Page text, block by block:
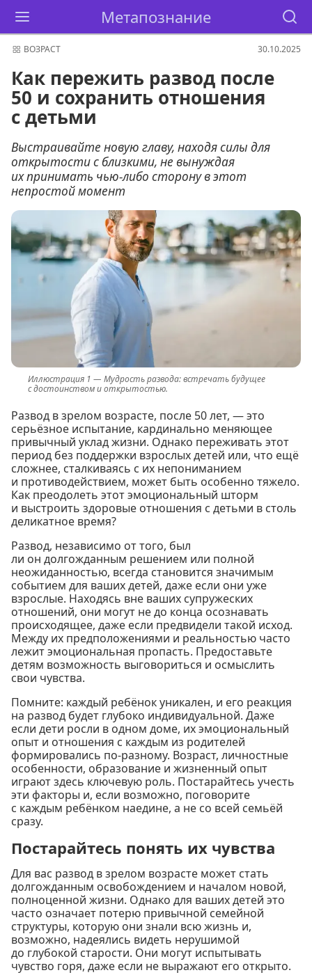
Метапознание
ВОЗРАСТ 30.10.2025
Как пережить развод после
50 и сохранить отношения
с детьми
Выстраивайте новую главу, находя силы для
открытости с близкими, не вынуждая
их принимать чью-либо сторону в этот
непростой момент
Мудрость развода: встречать будущее
с достоинством и открытостью.
Развод в зрелом возрасте, после 50 лет, — это
серьёзное испытание, кардинально меняющее
привычный уклад жизни. Однако переживать этот
период без поддержки взрослых детей или, что ещё
сложнее, сталкиваясь с их непониманием
и противодействием, может быть особенно тяжело.
Как преодолеть этот эмоциональный шторм
и выстроить здоровые отношения с детьми в столь
деликатное время?
Развод, независимо от того, был
ли он долгожданным решением или полной
неожиданностью, всегда становится значимым
событием для ваших детей, даже если они уже
взрослые. Находясь вне ваших супружеских
отношений, они могут не до конца осознавать
происходящее, даже если предвидели такой исход.
Между их предположениями и реальностью часто
лежит эмоциональная пропасть. Предоставьте
детям возможность выговориться и осмыслить
свои чувства.
Помните: каждый ребёнок уникален, и его реакция
на развод будет глубоко индивидуальной. Даже
если дети росли в одном доме, их эмоциональный
опыт и отношения с каждым из родителей
формировались по-разному. Возраст, личностные
особенности, образование и жизненный опыт
играют здесь ключевую роль. Постарайтесь учесть
эти факторы и, если возможно, поговорите
с каждым ребёнком наедине, а не со всей семьёй
сразу.
Постарайтесь понять их чувства
Для вас развод в зрелом возрасте может стать
долгожданным освобождением и началом новой,
полноценной жизни. Однако для ваших детей это
часто означает потерю привычной семейной
структуры, которую они знали всю жизнь и,
возможно, надеялись видеть нерушимой
до глубокой старости. Они могут испытывать
чувство горя, даже если не выражают его открыто.